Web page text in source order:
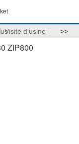
Visite d'usine >>
ZIP800